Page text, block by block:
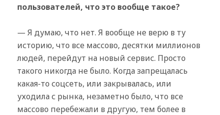
пользователей, что это вообще такое?
— Я думаю, что нет. Я вообще не верю в ту
историю, что все массово, десятки миллионов
людей, перейдут на новый сервис. Просто
такого никогда не было. Когда запрещалась
какая-то соцсеть, или закрывалась, или
уходила с рынка, незаметно было, что все
массово перебежали в другую, тем более в